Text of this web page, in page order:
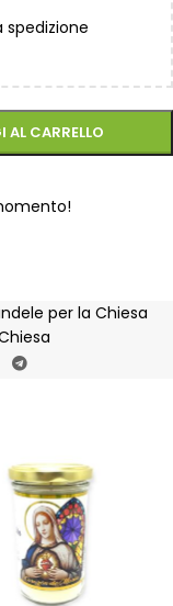
spedizione
AL CARRELLO
per la Chiesa